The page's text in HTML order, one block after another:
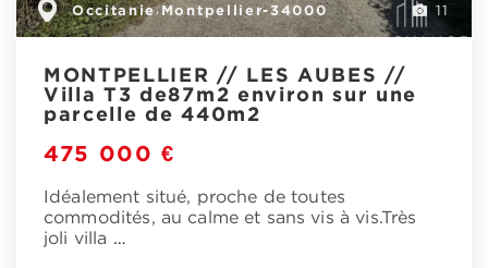
11
Occitanie,Montpellier-34000
MONTPELLIER // LES AUBES //
Villa T3 de87m2 environ sur une
parcelle de 440m2
475 000 €
Idéalement situé, proche de toutes
commodités, au calme et sans vis à vis.Très
joli villa …